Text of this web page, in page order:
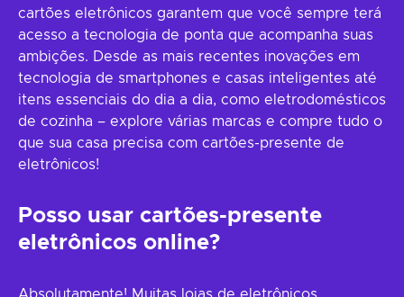
cartões eletrônicos garantem que você sempre terá
acesso a tecnologia de ponta que acompanha suas
ambições. Desde as mais recentes inovações em
tecnologia de smartphones e casas inteligentes até
itens essenciais do dia a dia, como eletrodomésticos
de cozinha – explore várias marcas e compre tudo o
que sua casa precisa com cartões-presente de
eletrônicos!
Posso usar cartões-presente
eletrônicos online?